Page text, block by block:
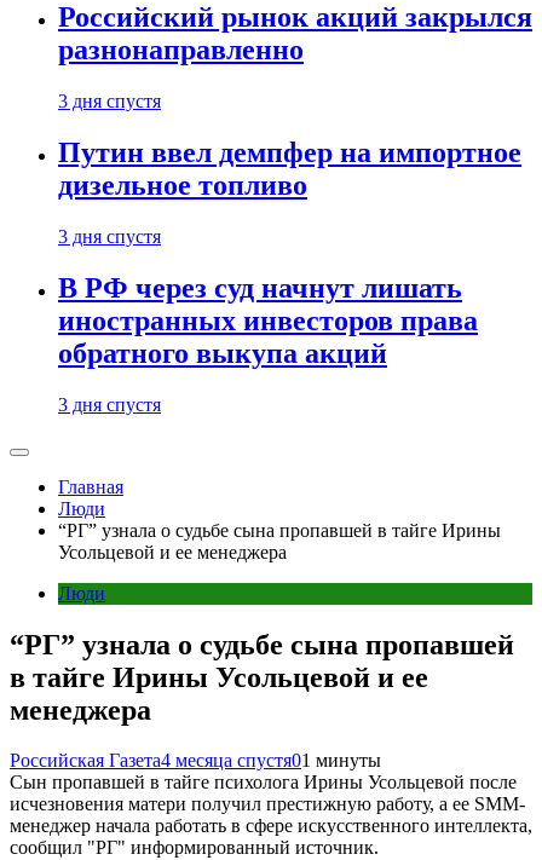
Российский рынок акций закрылся
разнонаправленно
3 дня спустя
Путин ввел демпфер на импортное
дизельное топливо
3 дня спустя
В РФ через суд начнут лишать
иностранных инвесторов права
обратного выкупа акций
3 дня спустя
Главная
Люди
“РГ” узнала о судьбе сына пропавшей в тайге Ирины
Усольцевой и ее менеджера
Люди
“РГ” узнала о судьбе сына пропавшей
в тайге Ирины Усольцевой и ее
менеджера
Российская Газета4 месяца спустя01 минуты
Сын пропавшей в тайге психолога Ирины Усольцевой после
исчезновения матери получил престижную работу, а ее SMM-
менеджер начала работать в сфере искусственного интеллекта,
сообщил "РГ" информированный источник.